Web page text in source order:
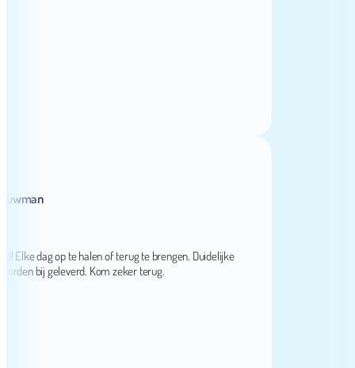
dag op te halen of terug te brengen. Duidelijke
bij geleverd. Kom zeker terug.